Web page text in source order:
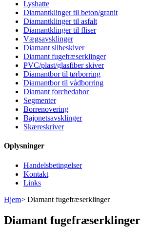
Lyshatte
Diamantklinger til beton/granit
Diamantklinger til asfalt
Diamantklinger til fliser
Vægsavsklinger
Diamant slibeskiver
Diamant fugefræserklinger
PVC/plast/glasfiber skiver
Diamantbor til tørborring
Diamantbor til vådborring
Diamant forchedabor
Segmenter
Borrenovering
Bajonetsavsklinger
Skæreskriver
Oplysninger
Handelsbetingelser
Kontakt
Links
Hjem> Diamant fugefræserklinger
Diamant fugefræserklinger